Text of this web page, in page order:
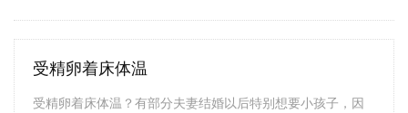
受精卵着床体温
受精卵着床体温？有部分夫妻结婚以后特别想要小孩子，因